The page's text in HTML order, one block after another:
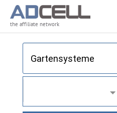
the affiliate network